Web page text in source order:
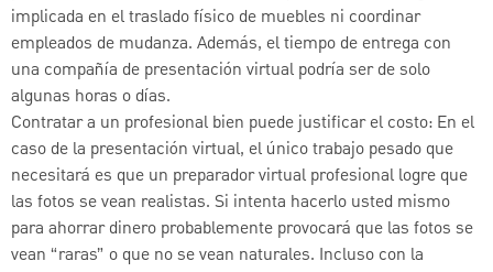
implicada en el traslado físico de muebles ni coordinar
empleados de mudanza. Además, el tiempo de entrega con
una compañía de presentación virtual podría ser de solo
algunas horas o días.
Contratar a un profesional bien puede justificar el costo: En el
caso de la presentación virtual, el único trabajo pesado que
necesitará es que un preparador virtual profesional logre que
las fotos se vean realistas. Si intenta hacerlo usted mismo
para ahorrar dinero probablemente provocará que las fotos se
vean “raras” o que no se vean naturales. Incluso con la